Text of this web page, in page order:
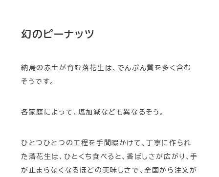
幻のピーナッツ
納島の赤土が育む落花生は、でんぷん質を多く含む
そうです。
各家庭によって、塩加減なども異なるそう。
ひとつひとつの工程を手間暇かけて、丁寧に作られ
た落花生は、ひとくち食べると、香ばしさが広がり、手
が止まらなくなるほどの美味しさで、全国から注文が